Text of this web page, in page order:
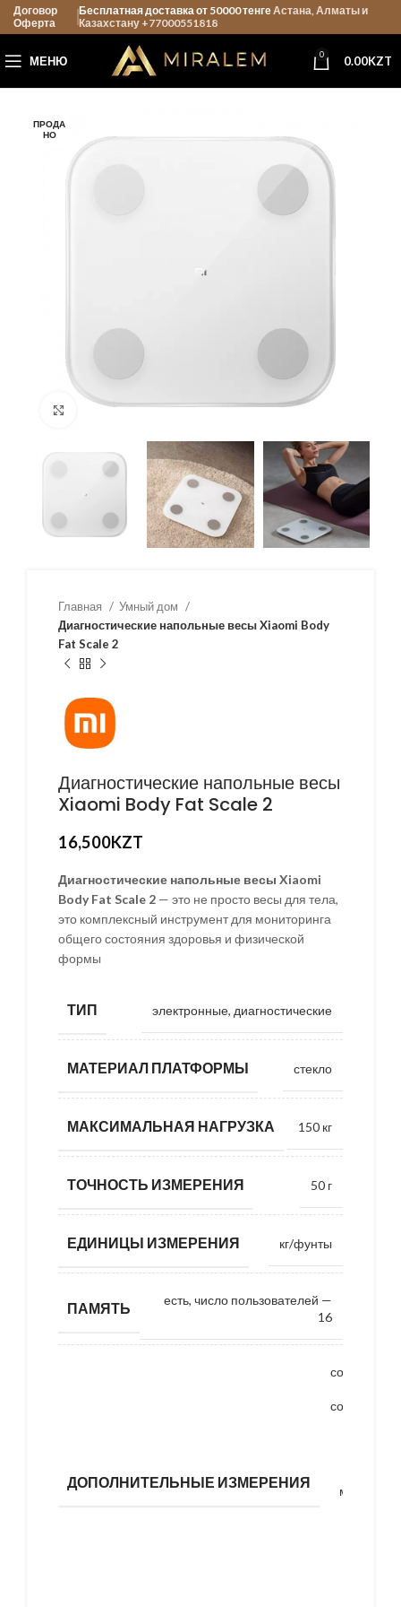
Договор
Оферта
Бесплатная доставка от 50000 тенгеАстана, Алматы и
Казахстану +77000551818
МЕНЮ 0 0.00KZT
ПРОДА
НО
Нажмите, чтобы увеличить
Главная
Умный дом
Диагностические напольные весы Xiaomi Body
Fat Scale 2
Диагностические напольные весы
Xiaomi Body Fat Scale 2
16,500KZT
Диагностические напольные весы Xiaomi
Body Fat Scale 2 — это не просто весы для тела,
это комплексный инструмент для мониторинга
общего состояния здоровья и физической
формы
ТИП электронные, диагностические
МАТЕРИАЛ ПЛАТФОРМЫ стекло
МАКСИМАЛЬНАЯ НАГРУЗКА 150 кг
ТОЧНОСТЬ ИЗМЕРЕНИЯ 50 г
ЕДИНИЦЫ ИЗМЕРЕНИЯ кг/фунты
ПАМЯТЬ
есть, число пользователей —
16
ДОПОЛНИТЕЛЬНЫЕ ИЗМЕРЕНИЯ
содержание
содержание
мышечной